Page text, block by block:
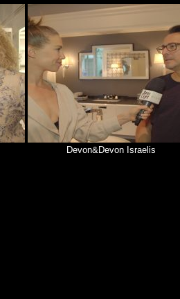
Devon&Devon Israelis